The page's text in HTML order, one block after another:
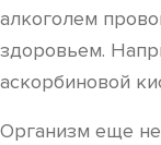
алкоголем
здоровьем.
аскорбиновой
Организм еще не